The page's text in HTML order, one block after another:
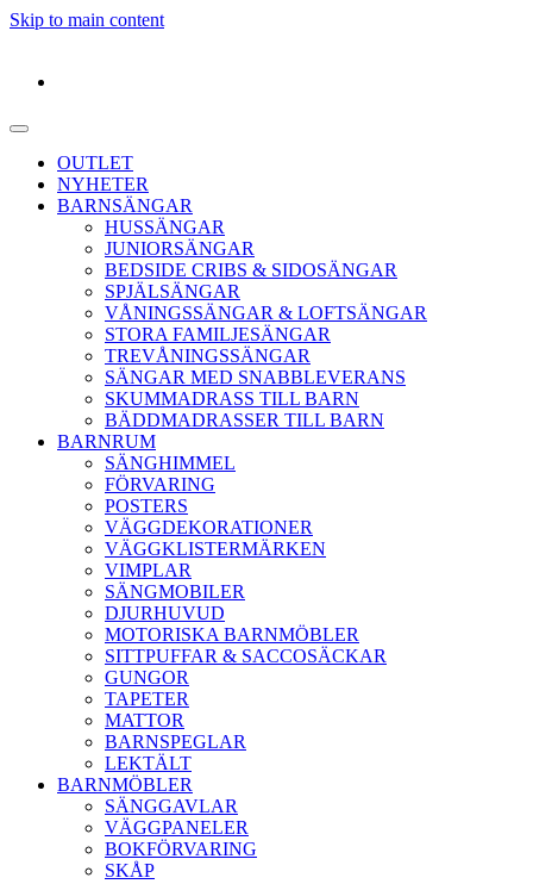
Skip to main content
OUTLET
NYHETER
BARNSÄNGAR
HUSSÄNGAR
JUNIORSÄNGAR
BEDSIDE CRIBS & SIDOSÄNGAR
SPJÄLSÄNGAR
VÅNINGSSÄNGAR & LOFTSÄNGAR
STORA FAMILJESÄNGAR
TREVÅNINGSSÄNGAR
SÄNGAR MED SNABBLEVERANS
SKUMMADRASS TILL BARN
BÄDDMADRASSER TILL BARN
BARNRUM
SÄNGHIMMEL
FÖRVARING
POSTERS
VÄGGDEKORATIONER
VÄGGKLISTERMÄRKEN
VIMPLAR
SÄNGMOBILER
DJURHUVUD
MOTORISKA BARNMÖBLER
SITTPUFFAR & SACCOSÄCKAR
GUNGOR
TAPETER
MATTOR
BARNSPEGLAR
LEKTÄLT
BARNMÖBLER
SÄNGGAVLAR
VÄGGPANELER
BOKFÖRVARING
SKÅP